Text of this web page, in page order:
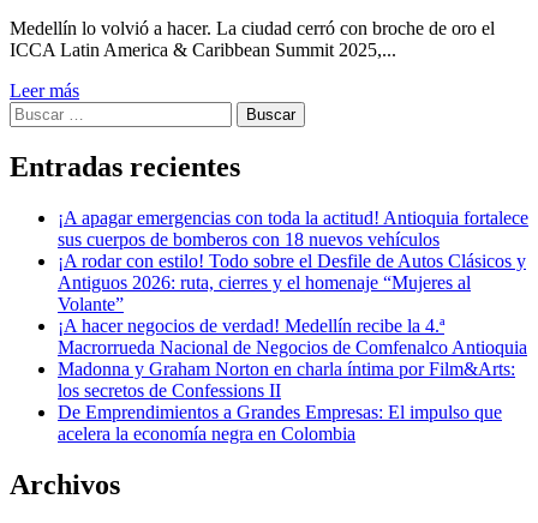
Medellín lo volvió a hacer. La ciudad cerró con broche de oro el
ICCA Latin America & Caribbean Summit 2025,...
Leer más
Buscar:
Entradas recientes
¡A apagar emergencias con toda la actitud! Antioquia fortalece
sus cuerpos de bomberos con 18 nuevos vehículos
¡A rodar con estilo! Todo sobre el Desfile de Autos Clásicos y
Antiguos 2026: ruta, cierres y el homenaje “Mujeres al
Volante”
¡A hacer negocios de verdad! Medellín recibe la 4.ª
Macrorrueda Nacional de Negocios de Comfenalco Antioquia
Madonna y Graham Norton en charla íntima por Film&Arts:
los secretos de Confessions II
De Emprendimientos a Grandes Empresas: El impulso que
acelera la economía negra en Colombia
Archivos